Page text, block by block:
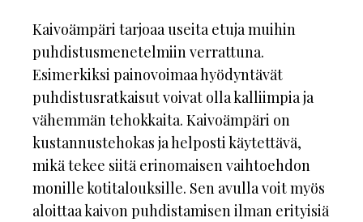
Kaivoämpäri tarjoaa useita etuja muihin
puhdistusmenetelmiin verrattuna.
Esimerkiksi painovoimaa hyödyntävät
puhdistusratkaisut voivat olla kalliimpia ja
vähemmän tehokkaita. Kaivoämpäri on
kustannustehokas ja helposti käytettävä,
mikä tekee siitä erinomaisen vaihtoehdon
monille kotitalouksille. Sen avulla voit myös
aloittaa kaivon puhdistamisen ilman erityisiä